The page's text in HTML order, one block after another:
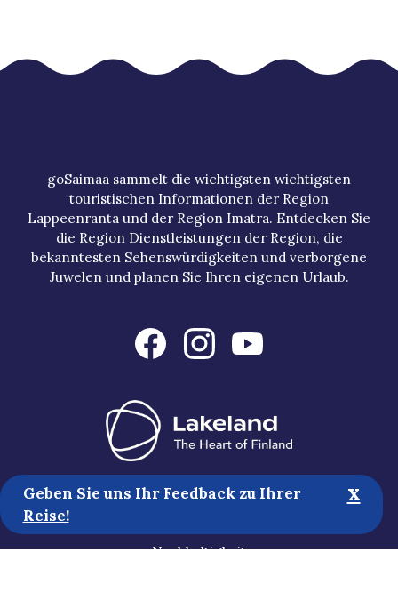
goSaimaa sammelt die wichtigsten wichtigsten
touristischen Informationen der Region
Lappeenranta und der Region Imatra. Entdecken Sie
die Region Dienstleistungen der Region, die
bekanntesten Sehenswürdigkeiten und verborgene
Juwelen und planen Sie Ihren eigenen Urlaub.
Touristische Informationen
Nachhaltigkeit
Geben Sie uns Ihr Feedback zu Ihrer
Reise!
x